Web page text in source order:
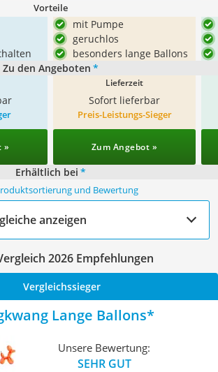
Vorteile
mit Pumpe
geruchlos
besonders lange Ballons
Zu den Angeboten *
Lieferzeit
Sofort lieferbar
»
Preis-Leistungs-Sieger
Zum Angebot »
Erhältlich bei *
und Bewertung
anzeigen
2026 Empfehlungen
Vergleichssieger
Lange Ballons
Unsere Bewertung:
SEHR GUT